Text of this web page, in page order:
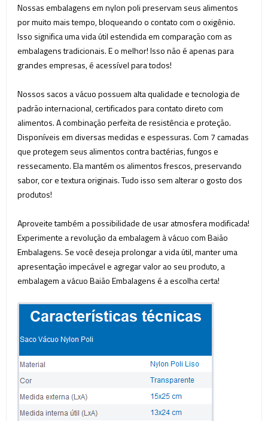
Nossas embalagens em nylon poli preservam seus alimentos
por muito mais tempo, bloqueando o contato com o oxigênio.
Isso significa uma vida útil estendida em comparação com as
embalagens tradicionais. E o melhor! Isso não é apenas para
grandes empresas, é acessível para todos!
Nossos sacos a vácuo possuem alta qualidade e tecnologia de
padrão internacional, certificados para contato direto com
alimentos. A combinação perfeita de resistência e proteção.
Disponíveis em diversas medidas e espessuras. Com 7 camadas
que protegem seus alimentos contra bactérias, fungos e
ressecamento. Ela mantém os alimentos frescos, preservando
sabor, cor e textura originais. Tudo isso sem alterar o gosto dos
produtos!
Aproveite também a possibilidade de usar atmosfera modificada!
Experimente a revolução da embalagem à vácuo com Baião
Embalagens. Se você deseja prolongar a vida útil, manter uma
apresentação impecável e agregar valor ao seu produto, a
embalagem a vácuo Baião Embalagens é a escolha certa!